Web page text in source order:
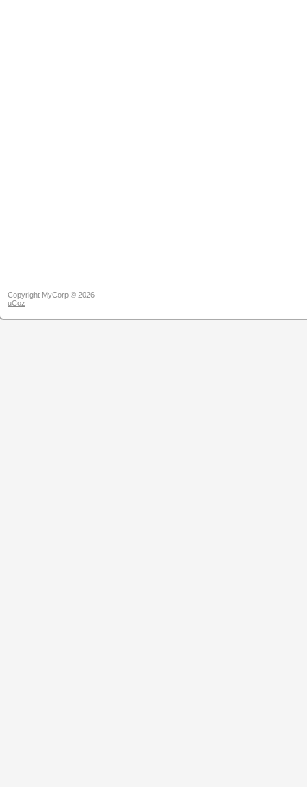
Copyright MyCorp © 2026
uCoz